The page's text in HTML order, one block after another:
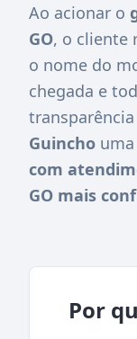
Ao acionar o
GO, o cliente
o nome do
chegada e
Guincho
com
GO mais
Por